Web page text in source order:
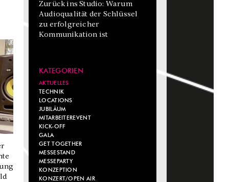
Zurück ins Studio: Warum
Audioqualität der Schlüssel
zu erfolgreicher
Kommunikation ist
KATEGORIEN
AKTUELLES
TECHNIK
LOCATIONS
JUBILÄUM
MITARBEITEREVENT
KICK-OFF
GALA
GET TOGETHER
MESSESTAND
MESSEPARTY
KONZEPTION
KONZERT/OPEN AIR